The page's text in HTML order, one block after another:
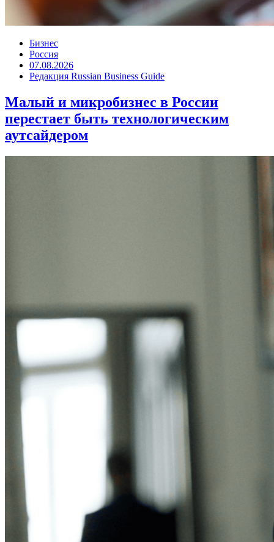
Бизнес
Россия
07.08.2026
Редакция Russian Business Guide
Малый и микробизнес в России
перестает быть технологическим
аутсайдером